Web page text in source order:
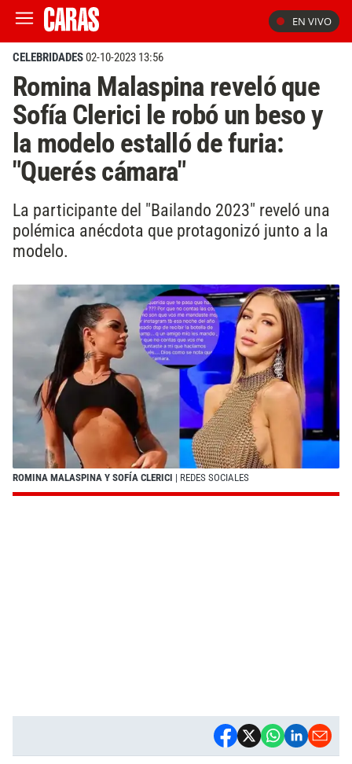
EN VIVO
CELEBRIDADES02-10-2023 13:56
Romina Malaspina reveló que
Sofía Clerici le robó un beso y
la modelo estalló de furia:
"Querés cámara"
La participante del "Bailando 2023" reveló una
polémica anécdota que protagonizó junto a la
modelo.
ROMINA MALASPINA Y SOFÍA CLERICI | REDES SOCIALES